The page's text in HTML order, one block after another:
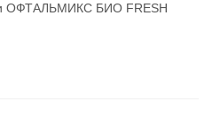
ОФТАЛЬМИКС БИО FRESH